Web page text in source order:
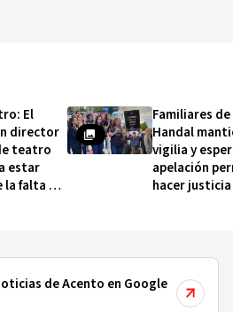
El
director
teatro
estar
la falta de
Familiares
Handal
vigilia y
apelación
hacer justicia
de Acento en Google